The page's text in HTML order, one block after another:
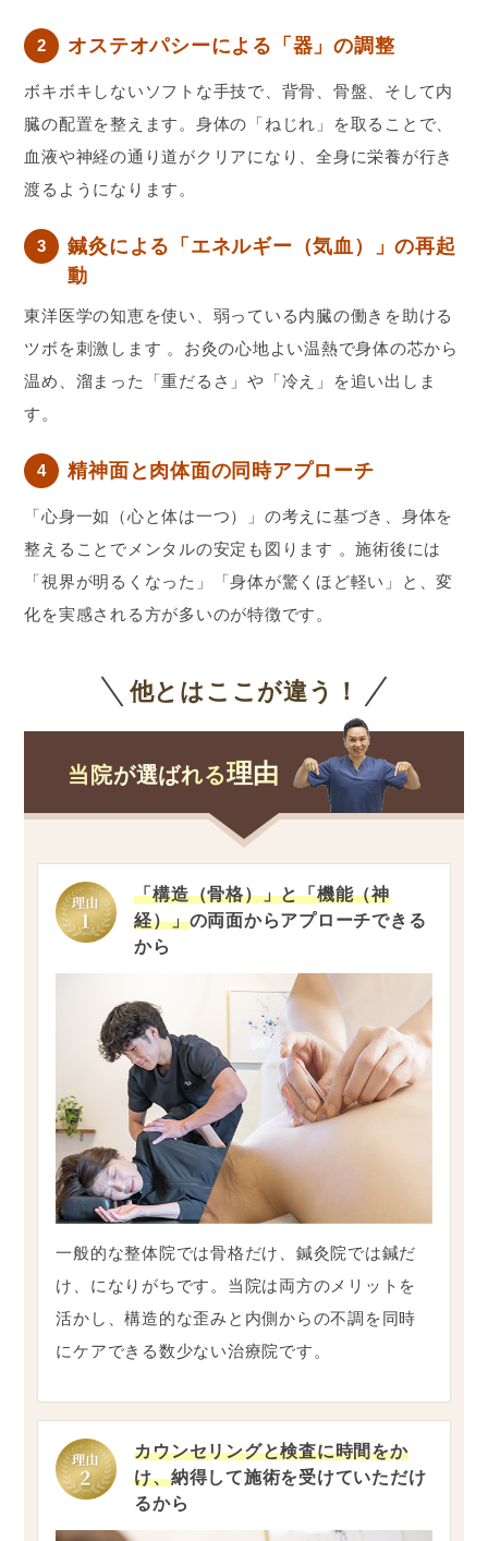
2 オステオパシーによる「器」の調整
ボキボキしないソフトな手技で、背骨、骨盤、そして内
臓の配置を整えます。身体の「ねじれ」を取ることで、
血液や神経の通り道がクリアになり、全身に栄養が行き
渡るようになります。
3
鍼灸による「エネルギー（気血）」の再起
動
東洋医学の知恵を使い、弱っている内臓の働きを助ける
ツボを刺激します 。お灸の心地よい温熱で身体の芯から
温め、溜まった「重だるさ」や「冷え」を追い出しま
す。
4 精神面と肉体面の同時アプローチ
「心身一如（心と体は一つ）」の考えに基づき、身体を
整えることでメンタルの安定も図ります 。施術後には
「視界が明るくなった」「身体が驚くほど軽い」と、変
化を実感される方が多いのが特徴です。
他とはここが違う！
当院が選ばれる理由
「構造（骨格）」と「機能（神
経）」の両面からアプローチできる
から
一般的な整体院では骨格だけ、鍼灸院では鍼だ
け、になりがちです。当院は両方のメリットを
活かし、構造的な歪みと内側からの不調を同時
にケアできる数少ない治療院です。
カウンセリングと検査に時間をか
け、納得して施術を受けていただけ
るから